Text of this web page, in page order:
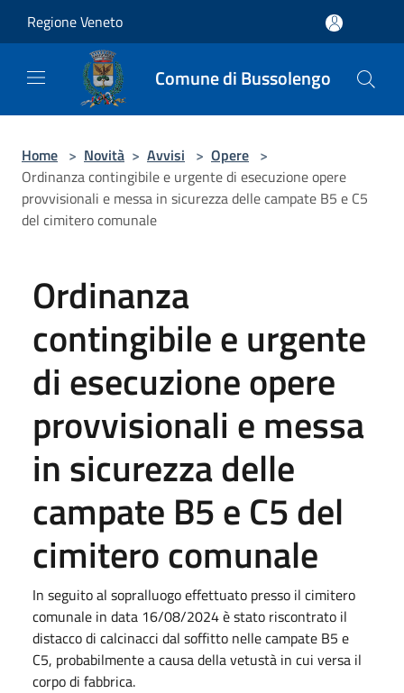
Regione Veneto
Comune di Bussolengo
Home > Novità > Avvisi > Opere >
Ordinanza contingibile e urgente di esecuzione opere
provvisionali e messa in sicurezza delle campate B5 e C5
del cimitero comunale
Ordinanza
contingibile e urgente
di esecuzione opere
provvisionali e messa
in sicurezza delle
campate B5 e C5 del
cimitero comunale
In seguito al sopralluogo effettuato presso il cimitero
comunale in data 16/08/2024 è stato riscontrato il
distacco di calcinacci dal soffitto nelle campate B5 e
C5, probabilmente a causa della vetustà in cui versa il
corpo di fabbrica.